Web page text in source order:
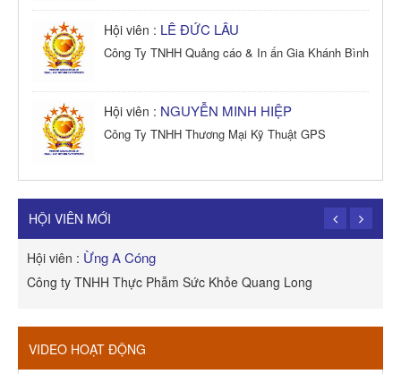
Hội viên : LÊ ĐỨC LÂU
Công Ty TNHH Quảng cáo & In ấn Gia Khánh Bình
Hội viên : NGUYỄN MINH HIỆP
Công Ty TNHH Thương Mại Kỹ Thuật GPS
Công Ty TNHH Dịch vụ Cuộc Sống Hạnh Phúc
HỘI VIÊN MỚI
Hội viên : Ừng A Cóng
Công ty TNHH Thực Phẫm Sức Khỏe Quang Long
VIDEO HOẠT ĐỘNG